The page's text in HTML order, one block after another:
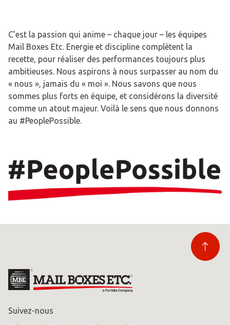
C’est la passion qui anime – chaque jour – les équipes
Mail Boxes Etc. Energie et discipline complètent la
recette, pour réaliser des performances toujours plus
ambitieuses. Nous aspirons à nous surpasser au nom du
« nous », jamais du « moi ». Nous savons que nous
sommes plus forts en équipe, et considérons la diversité
comme un atout majeur. Voilà le sens que nous donnons
au #PeoplePossible.
Suivez-nous